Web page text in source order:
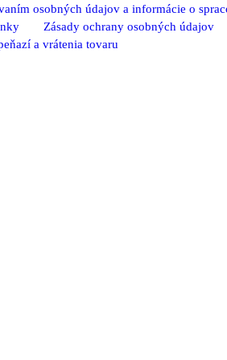
osobných údajov a informácie o
Zásady ochrany osobných údajov
a vrátenia tovaru